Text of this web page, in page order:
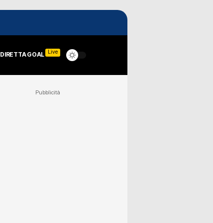
DIRETTA GOAL Live
Pubblicità